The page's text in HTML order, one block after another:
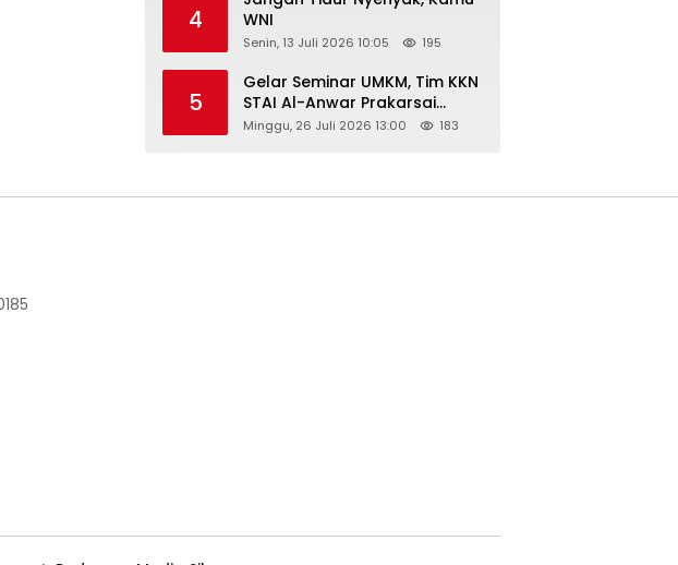
4
WNI
Senin, 13 Juli 2026 10:05 195
5
Gelar Seminar UMKM, Tim KKN
STAI Al-Anwar Prakarsai
Usaha Tepung Maizena di
Minggu, 26 Juli 2026 13:00 183